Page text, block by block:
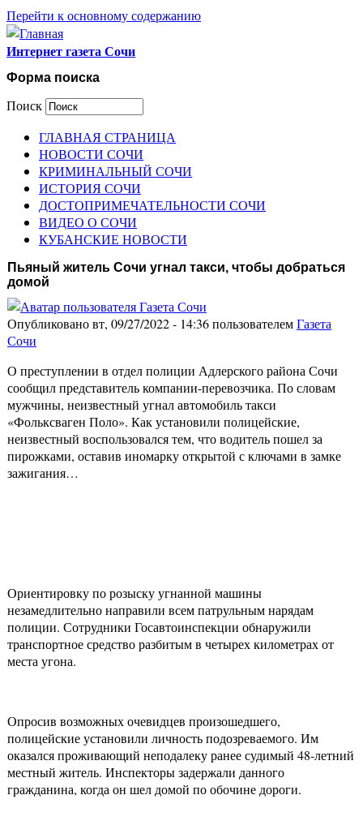
Перейти к основному содержанию
Интернет газета Сочи
Форма поиска
Поиск
ГЛАВНАЯ СТРАНИЦА
НОВОСТИ СОЧИ
КРИМИНАЛЬНЫЙ СОЧИ
ИСТОРИЯ СОЧИ
ДОСТОПРИМЕЧАТЕЛЬНОСТИ СОЧИ
ВИДЕО О СОЧИ
КУБАНСКИЕ НОВОСТИ
Пьяный житель Сочи угнал такси, чтобы добраться
домой
Опубликовано вт, 09/27/2022 - 14:36 пользователемГазета
Сочи
О преступлении в отдел полиции Адлерского района Сочи
сообщил представитель компании-перевозчика. По словам
мужчины, неизвестный угнал автомобиль такси
«Фольксваген Поло». Как установили полицейские,
неизвестный воспользовался тем, что водитель пошел за
пирожками, оставив иномарку открытой с ключами в замке
зажигания…
Ориентировку по розыску угнанной машины
незамедлительно направили всем патрульным нарядам
полиции. Сотрудники Госавтоинспекции обнаружили
транспортное средство разбитым в четырех километрах от
места угона.
Опросив возможных очевидцев произошедшего,
полицейские установили личность подозреваемого. Им
оказался проживающий неподалеку ранее судимый 48-летний
местный житель. Инспекторы задержали данного
гражданина, когда он шел домой по обочине дороги.